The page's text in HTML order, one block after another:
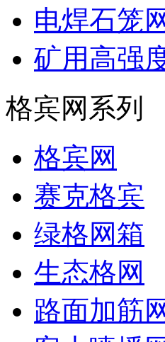
电焊石笼
矿用高强
格宾网系列
格宾网
赛克格宾
绿格网箱
生态格网
路面加筋